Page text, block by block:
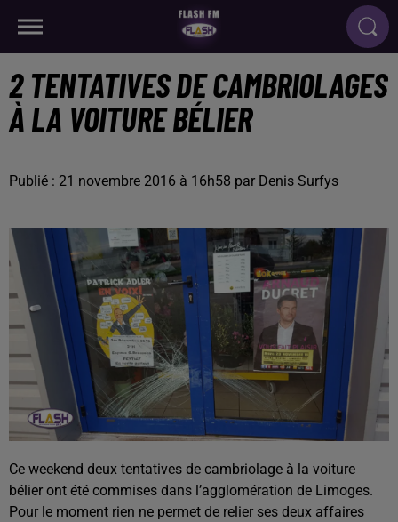
2 TENTATIVES DE CAMBRIOLAGES
À LA VOITURE BÉLIER
Publié : 21 novembre 2016 à 16h58 par Denis Surfys
Ce weekend deux tentatives de cambriolage à la voiture
bélier ont été commises dans l’agglomération de Limoges.
Pour le moment rien ne permet de relier ses deux affaires